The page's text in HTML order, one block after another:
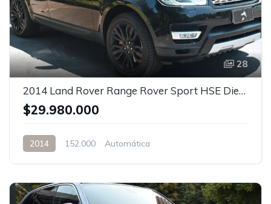
28
2014 Land Rover Range Rover Sport HSE Diesel
$29.980.000
2014 152.000 Automática